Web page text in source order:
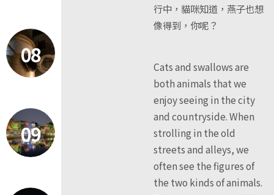
08
09
行中，貓咪知道，燕子也想
像得到，你呢？
Cats and swallows are
both animals that we
enjoy seeing in the city
and countryside. When
strolling in the old
streets and alleys, we
often see the figures of
the two kinds of animals.